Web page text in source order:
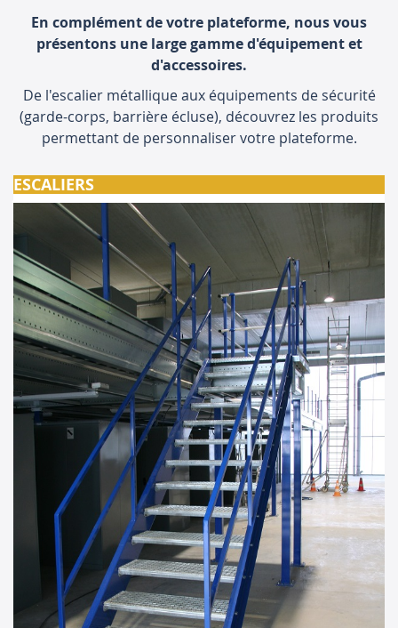
En complément de votre plateforme, nous vous
présentons une large gamme d'équipement et
d'accessoires.
De l'escalier métallique aux équipements de sécurité
(garde-corps, barrière écluse), découvrez les produits
permettant de personnaliser votre plateforme.
ESCALIERS